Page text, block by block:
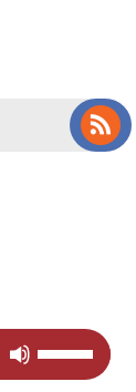
Feu
servir